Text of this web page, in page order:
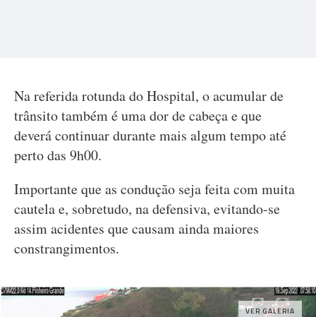
Na referida rotunda do Hospital, o acumular de
trânsito também é uma dor de cabeça e que
deverá continuar durante mais algum tempo até
perto das 9h00.
Importante que as condução seja feita com muita
cautela e, sobretudo, na defensiva, evitando-se
assim acidentes que causam ainda maiores
constrangimentos.
VER GALERIA